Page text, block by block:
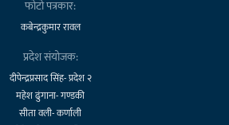
फोटो पत्रकार:
कबेन्द्रकुमार रावल
प्रदेश संयोजक:
दीपेन्द्रप्रसाद सिंह- प्रदेश २
महेश ढुंगाना- गण्डकी
सीता वली- कर्णाली